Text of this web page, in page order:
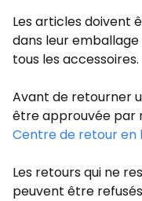
Les articles doivent
dans leur
tous les accessoires.
Avant de retourner
être approuvée par
Centre de retour en
Les retours qui ne
peuvent être